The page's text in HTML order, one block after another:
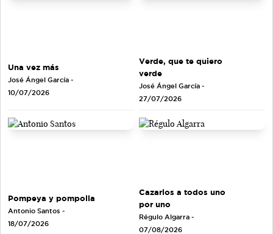
Una vez más
José Ángel García -
10/07/2026
Verde, que te quiero
verde
José Ángel García -
27/07/2026
Pompeya y pompolla
Antonio Santos -
18/07/2026
Cazarlos a todos uno
por uno
Régulo Algarra -
07/08/2026